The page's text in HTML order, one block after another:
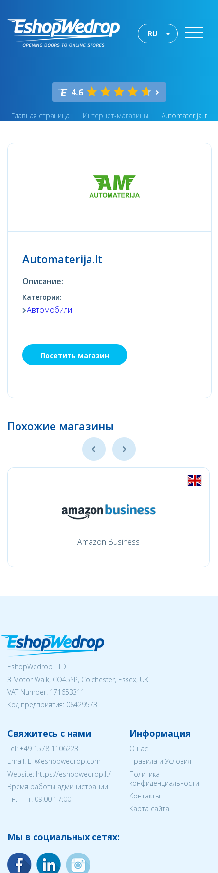
RU
4.6
Главная страница Интернет-магазины Automaterija.lt
Automaterija.lt
Описание:
Категории:
Автомобили
Посетить магазин
Похожие магазины
Amazon Business
EshopWedrop LTD
3 Motor Walk, CO45SP, Colchester, Essex, UK
VAT Number: 171653311
Код предприятия: 08429573
Свяжитесь с нами
Tel: +49 1578 1106223
Email: LT@eshopwedrop.com
Website: https://eshopwedrop.lt/
Время работы администрации:
Пн. - Пт. 09:00-17:00
Информация
О нас
Правила и Условия
Политика
конфиденциальности
Контакты
Карта сайта
Мы в социальных сетях: